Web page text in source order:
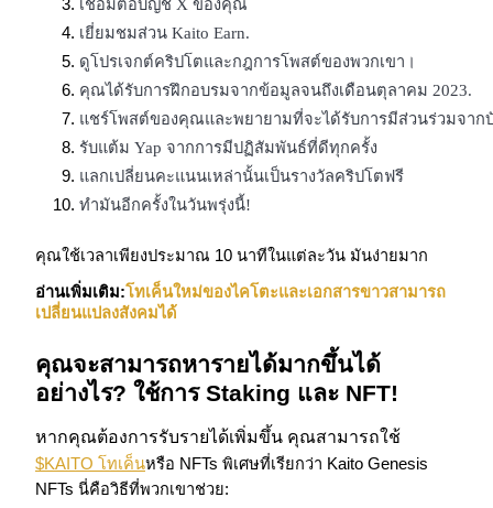
กลยุทธ์การซื้อขาย
เรียนรู้วิธีการรักษาผลกำไร
ได้รับ
เชื่อมต่อบัญชี X ของคุณ
เยี่ยมชมส่วน Kaito Earn.
ดูโปรเจกต์คริปโตและกฎการโพสต์ของพวกเขา।
คุณได้รับการฝึกอบรมจากข้อมูลจนถึงเดือนตุลาคม 2023.
แชร์โพสต์ของคุณและพยายามที่จะได้รับการมีส่วนร่วมจา
รับแต้ม Yap จากการมีปฏิสัมพันธ์ที่ดีทุกครั้ง
แลกเปลี่ยนคะแนนเหล่านั้นเป็นรางวัลคริปโตฟรี
ทำมันอีกครั้งในวันพรุ่งนี้!
คุณใช้เวลาเพียงประมาณ 10 นาทีในแต่ละวัน มันง่ายมาก
อ่านเพิ่มเติม:โทเค็นใหม่ของไคโตะและเอกสารขาวสามารถ
เปลี่ยนแปลงสังคมได้
คุณจะสามารถหารายได้มากขึ้นได้
อย่างไร? ใช้การ Staking และ NFT!
หากคุณต้องการรับรายได้เพิ่มขึ้น คุณสามารถใช้
$KAITO โทเค็นหรือ NFTs พิเศษที่เรียกว่า Kaito Genesis
NFTs นี่คือวิธีที่พวกเขาช่วย: